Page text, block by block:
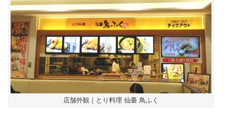
店舗外観｜とり料理 仙臺 鳥ふく